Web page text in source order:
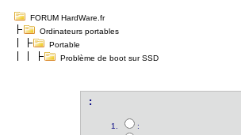
FORUM HardWare.fr
Ordinateurs portables
Portable
Problème de boot sur SSD
:
: